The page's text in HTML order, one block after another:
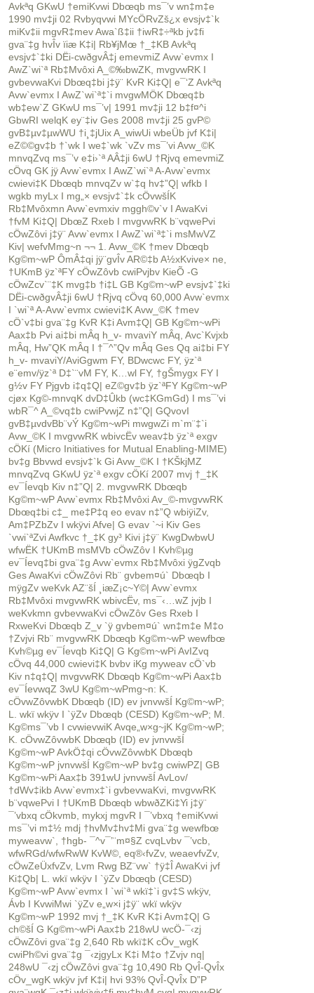
Avkªq GKwU †emiKvwi Dbœqb ms¯’v wn‡m‡e
1990 mv‡ji 02 Rvbyqvwi MYcÖRvZš¿x evsjv‡`k
miKv‡ii mgvR‡mev Awa`ß‡ii †iwR‡÷ªkb jv‡fi
gva¨‡g hvÎv ïiæ K‡i| Rb¥jMœ †_‡KB Avkªq
evsjv‡`‡ki DËi-cwðgvÂ‡j emevmiZ Avw`evmx I
AwZ`wi`ª Rb‡Mvôxi A_©‰bwZK, mvgvwRK I
gvbevwaKvi Dbœq‡bi j‡ÿ¨ KvR Ki‡Q| e¯‘Z Avkªq
Avw`evmx I AwZ`wi`ª‡`i mvgwMÖK Dbœq‡b
wb‡ew`Z GKwU ms¯’v| 1991 mv‡ji 12 b‡f¤^i
GbwRI welqK ey¨‡iv Ges 2008 mv‡ji 25 gvP©
gvB‡µv‡µwWU †i¸‡jUix A_wiwUi wbeÜb jvf K‡i|
eZ©©gv‡b †`wk I we‡`wk `vZv ms¯’vi Avw_©K
mnvqZvq ms¯’v e‡i›`ª AÂ‡ji 6wU †Rjvq emevmiZ
cÖvq GK jÿ Avw`evmx I AwZ`wi`ª A-Avw`evmx
cwievi‡K Dbœqb mnvqZv w`‡q hv‡”Q| wfkb I
wgkb myLx I mg„× evsjv‡`‡k cÖvwšÍK
Rb‡Mvôxmn Avw`evmxiv mggh©v`v I AwaKvi
†fvM Ki‡Q| DbœZ Rxeb I mvgvwRK b¨vqwePvi
cÖwZôvi j‡ÿ¨ Avw`evmx I AwZ`wi`ª‡`i msMwVZ
Kiv| wefvMmg~n ¬¬ 1. Avw_©K †mev Dbœqb
Kg©m~wP ÔmÂ‡qi jÿ¨gvÎv AR©‡b A½xKvive× ne,
†UKmB ÿz`ªFY cÖwZôvb cwiPvjbv KieÕ -G
cÖwZcv`¨‡K mvg‡b †i‡L GB Kg©m~wP evsjv‡`‡ki
DËi-cwðgvÂ‡ji 6wU †Rjvq cÖvq 60,000 Avw`evmx
I `wi`ª A-Avw`evmx cwievi‡K Avw_©K †mev
cÖ`v‡bi gva¨‡g KvR K‡i Avm‡Q| GB Kg©m~wPi
Aax‡b Pvi ai‡bi mÂq h_v- mvaviY mÂq, Avc`Kvjxb
mÂq, Hw”QK mÂq I †¯^”Qv mÂq Ges Qq ai‡bi FY
h_v- mvaviY/AviGgwm FY, BDwcwc FY, ÿz`ª
e¨emv/ÿz`ª D‡`¨vM FY, K…wl FY, †gŠmygx FY I
g½v FY Pjgvb i‡q‡Q| eZ©gv‡b ÿz`ªFY Kg©m~wP
cjøx Kg©-mnvqK dvD‡Ûkb (wc‡KGmGd) I ms¯’vi
wbR¯^ A_©vq‡b cwiPvwjZ n‡”Q| GQvovI
gvB‡µvdvBb¨vÝ Kg©m~wPi mwgwZi m`m¨‡`i
Avw_©K I mvgvwRK wbivcËv weav‡b ÿz`ª exgv
cÖKí (Micro Initiatives for Mutual Enabling-MIME)
bv‡g Bbvwd evsjv‡`k Gi Avw_©K I †KŠkjMZ
mnvqZvq GKwU ÿz`ª exgv cÖKí 2007 mvj †_‡K
ev¯Íevqb Kiv n‡”Q| 2. mvgvwRK Dbœqb
Kg©m~wP Avw`evmx Rb‡Mvôxi Av_©-mvgvwRK
Dbœq‡bi c‡_ me‡P‡q eo evav n‡”Q wbiÿiZv,
Am‡PZbZv I wkÿvi Afve| G evav `~i Kiv Ges
`vwi`ªZvi Awfkvc †_‡K gy³ Kivi j‡ÿ¨ KwgDwbwU
wfwËK †UKmB msMVb cÖwZôv I Kvh©µg
ev¯Íevq‡bi gva¨‡g Avw`evmx Rb‡Mvôxi ÿgZvqb
Ges AwaKvi cÖwZôvi Rb¨ gvbem¤ú` Dbœqb I
mÿgZv weKvk AZ¨šÍ ¸iæZ¡c~Y©| Avw`evmx
Rb‡Mvôxi mvgvwRK wbivcËv, ms¯‹…wZ jvjb I
weKvkmn gvbevwaKvi cÖwZôv Ges Rxeb I
RxweKvi Dbœqb Z_v `ÿ gvbem¤ú` wn‡m‡e M‡o
†Zvjvi Rb¨ mvgvwRK Dbœqb Kg©m~wP wewfbœ
Kvh©µg ev¯Íevqb Ki‡Q| G Kg©m~wPi AvIZvq
cÖvq 44,000 cwievi‡K bvbv iKg myweav cÖ`vb
Kiv n‡q‡Q| mvgvwRK Dbœqb Kg©m~wPi Aax‡b
ev¯ÍevwqZ 3wU Kg©m~wPmg~n: K.
cÖvwZôvwbK Dbœqb (ID) ev jvnvwšÍ Kg©m~wP;
L. wkï wkÿv I `ÿZv Dbœqb (CESD) Kg©m~wP; M.
Kg©ms¯’vb I cvwievwiK Avqe„w×g~jK Kg©m~wP;
K. cÖvwZôvwbK Dbœqb (ID) ev jvnvwšÍ
Kg©m~wP AvkÖ‡qi cÖvwZôvwbK Dbœqb
Kg©m~wP jvnvwšÍ Kg©m~wP bv‡g cwiwPZ| GB
Kg©m~wPi Aax‡b 391wU jvnvwšÍ AvLov/
†dWv‡ikb Avw`evmx‡`i gvbevwaKvi, mvgvwRK
b¨vqwePvi I †UKmB Dbœqb wbwðZKi‡Yi j‡ÿ¨
¯’vbxq cÖkvmb, mykxj mgvR I ¯’vbxq †emiKvwi
ms¯’vi m‡½ mdj †hvMv‡hv‡Mi gva¨‡g wewfbœ
myweavw`, †hgb- ¯^v¯’¨m¤§Z cvqLvbv ¯’vcb,
wfwRGd/wfwRwW KvW©, eq®‹fvZv, weaevfvZv,
cÖwZeÜxfvZv, Lvm Rwg BZ¨vw` †ÿ‡Î AwaKvi jvf
Ki‡Qb| L. wkï wkÿv I `ÿZv Dbœqb (CESD)
Kg©m~wP Avw`evmx I `wi`ª wkï‡`i gv‡S wkÿv,
Ávb I KvwiMwi `ÿZv e„w×i j‡ÿ¨ wkï wkÿv
Kg©m~wP 1992 mvj †_‡K KvR K‡i Avm‡Q| G
ch©šÍ G Kg©m~wPi Aax‡b 218wU wcÖ-¯‹zj
cÖwZôvi gva¨‡g 2,640 Rb wkï‡K cÖv_wgK
cwiPh©vi gva¨‡g ¯‹zjgyLx K‡i M‡o †Zvjv nq|
248wU ¯‹zj cÖwZôvi gva¨‡g 10,490 Rb QvÎ-QvÎx
cÖv_wgK wkÿv jvf K‡i| hvi 93% QvÎ-QvÎx D”P